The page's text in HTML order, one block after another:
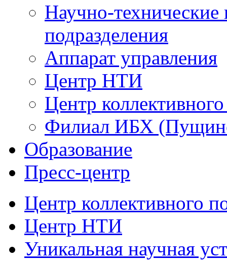
Научно-технические
подразделения
Аппарат управления
Центр НТИ
Центр
Филиал ИБХ
Образование
Пресс-центр
Центр коллективного
Центр НТИ
Уникальная научная